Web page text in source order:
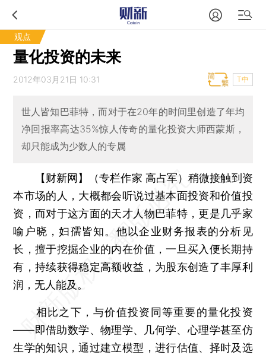
观点
量化投资的未来
2012年03月21日 10:31 T中
世人皆知巴菲特，而对于在20年的时间里创造了年均
净回报率高达35%惊人传奇的量化投资大师西蒙斯，
却只能成为少数人的专属
【财新网】（专栏作家 高占军）稍微接触到资
本市场的人，大概都会听说过基本面投资和价值投
资，而对于这方面的天才人物巴菲特，更是几乎家
喻户晓，妇孺皆知。他以企业财务报表的分析见
长，擅于挖掘企业的内在价值，一旦买入便长期持
有，持续获得稳定高额收益，为股东创造了丰厚利
润，无人能及。
相比之下，与价值投资同等重要的量化投资
――即借助数学、物理学、几何学、心理学甚至仿
生学的知识，通过建立模型，进行估值、择时及选